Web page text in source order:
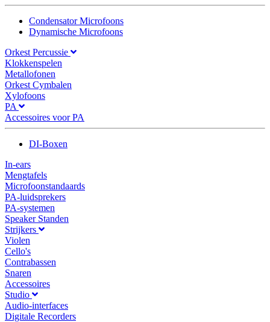
Condensator Microfoons
Dynamische Microfoons
Orkest Percussie
Klokkenspelen
Metallofonen
Orkest Cymbalen
Xylofoons
PA
Accessoires voor PA
DI-Boxen
In-ears
Mengtafels
Microfoonstandaards
PA-luidsprekers
PA-systemen
Speaker Standen
Strijkers
Violen
Cello's
Contrabassen
Snaren
Accessoires
Studio
Audio-interfaces
Digitale Recorders